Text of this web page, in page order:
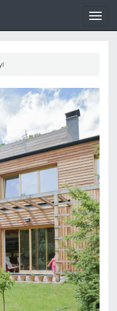
Toggle